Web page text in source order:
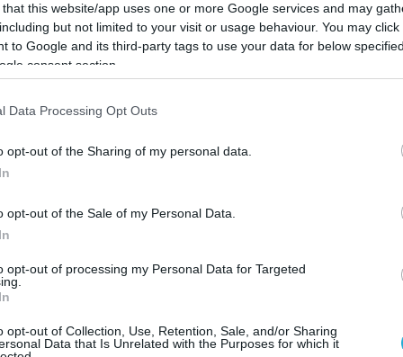
that this website/app uses one or more Google services and may
but not limited to your visit or usage behaviour. You may
to Google and its third-party tags to use your data for below
consent section.
Data Processing Opt Outs
opt-out of the Sharing of my personal data.
opt-out of the Sale of my Personal Data.
opt-out of processing my Personal Data for Targeted
opt-out of Collection, Use, Retention, Sale, and/or Sharing
Data that Is Unrelated with the Purposes for which it
worshippers took 10 years to build, is now
the control of the Russian Army.
one more, for the NATO-Ukrainian Army.
pic.twitter.com/kASgjdu47h
Ug 🇺🇬🇷🇺 (@ug_chelsea)
αντίστοιχες σαν εκείνες στην πόλη
εξόντωση επίλεκτων ουκρανικών μονάδων
την Ντρουζκίβκα είναι πιο εύκολος.